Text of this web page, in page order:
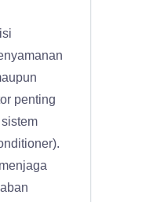
penting